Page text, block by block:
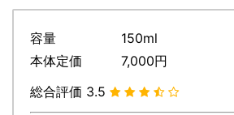
容量 150ml
本体定価 7,000円
総合評価 3.5